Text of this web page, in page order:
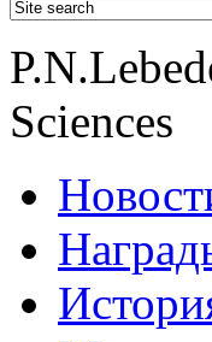
Sciences